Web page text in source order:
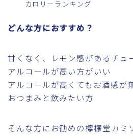
カロリーランキング
どんな方におすすめ？
甘くなく、レモン感があるチュ
アルコールが高い方がいい
アルコールが高くてもお酒感が
おつまみと飲みたい方
そんな方にお勧めの檸檬堂カミ